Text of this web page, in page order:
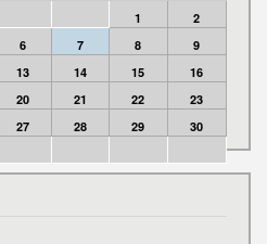
1
2
6 7 8
9
13 14 15
16
20 21 22
23
27 28 29
30